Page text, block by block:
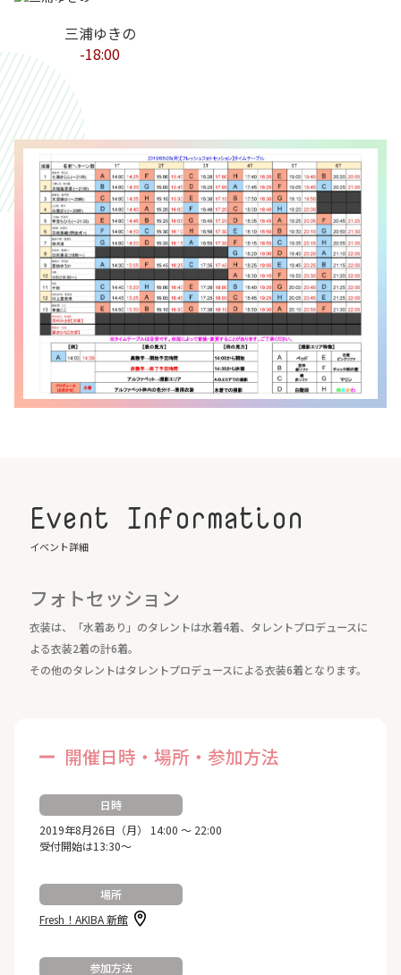
三浦ゆきの
-18:00
Event Information
イベント詳細
フォトセッション
衣装は、「水着あり」のタレントは水着4着、タレントプロデュースに
よる衣装2着の計6着。
その他のタレントはタレントプロデュースによる衣装6着となります。
開催日時・場所・参加方法
日時
2019年8月26日（月） 14:00 ～ 22:00
受付開始は13:30～
場所
Fresh！AKIBA 新館
参加方法